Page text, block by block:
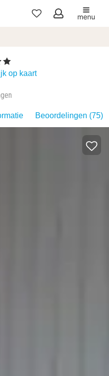
Mijn
menu
op kaart
Beoordelingen (75)